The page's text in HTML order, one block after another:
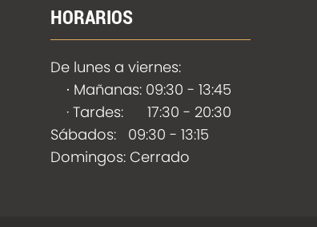
HORARIOS
De lunes a viernes:
· Mañanas: 09:30 - 13:45
· Tardes: 17:30 - 20:30
Sábados: 09:30 - 13:15
Domingos: Cerrado